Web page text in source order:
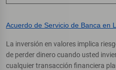
Acuerdo de Servicio de Banca en
La inversión en valores implica
de perder dinero cuando usted
cualquier transacción financiera